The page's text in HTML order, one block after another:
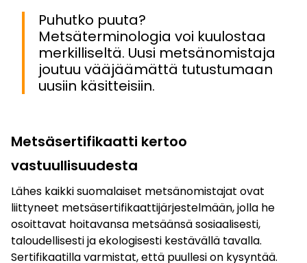
Puhutko puuta?
Metsäterminologia voi kuulostaa
merkilliseltä. Uusi metsänomistaja
joutuu vääjäämättä tutustumaan
uusiin käsitteisiin.
Metsäsertifikaatti kertoo
vastuullisuudesta
Lähes kaikki suomalaiset metsänomistajat ovat
liittyneet metsäsertifikaattijärjestelmään, jolla he
osoittavat hoitavansa metsäänsä sosiaalisesti,
taloudellisesti ja ekologisesti kestävällä tavalla.
Sertifikaatilla varmistat, että puullesi on kysyntää.